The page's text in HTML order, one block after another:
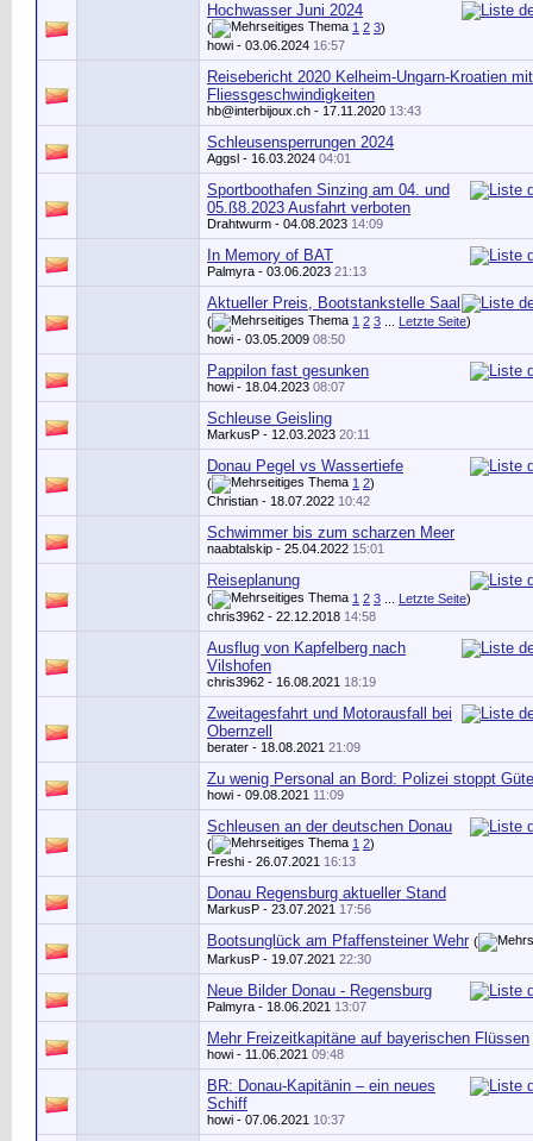
Hochwasser Juni 2024
( 1 2 3)
howi - 03.06.2024 16:57
Reisebericht 2020 Kelheim-Ungarn-Kroatien
Fliessgeschwindigkeiten
hb@interbijoux.ch - 17.11.2020 13:43
Schleusensperrungen 2024
Aggsl - 16.03.2024 04:01
Sportboothafen Sinzing am 04. und
05.ß8.2023 Ausfahrt verboten
Drahtwurm - 04.08.2023 14:09
In Memory of BAT
Palmyra - 03.06.2023 21:13
Aktueller Preis, Bootstankstelle Saal
( 1 2 3 Letzte Seite)
howi - 03.05.2009 08:50
Pappilon fast gesunken
howi - 18.04.2023 08:07
Schleuse Geisling
MarkusP - 12.03.2023 20:11
Donau Pegel vs Wassertiefe
( 1 2)
Christian - 18.07.2022 10:42
Schwimmer bis zum scharzen Meer
naabtalskip - 25.04.2022 15:01
Reiseplanung
( 1 2 3 Letzte Seite)
chris3962 - 22.12.2018 14:58
Ausflug von Kapfelberg nach
Vilshofen
chris3962 - 16.08.2021 18:19
Zweitagesfahrt und Motorausfall bei
Obernzell
berater - 18.08.2021 21:09
Zu wenig Personal an Bord: Polizei stoppt
howi - 09.08.2021 11:09
Schleusen an der deutschen Donau
( 1 2)
Freshi - 26.07.2021 16:13
Donau Regensburg aktueller Stand
MarkusP - 23.07.2021 17:56
Bootsunglück am Pfaffensteiner Wehr (
MarkusP - 19.07.2021 22:30
Neue Bilder Donau - Regensburg
Palmyra - 18.06.2021 13:07
Mehr Freizeitkapitäne auf bayerischen Flüssen
howi - 11.06.2021 09:48
BR: Donau-Kapitänin – ein neues
Schiff
howi - 07.06.2021 10:37